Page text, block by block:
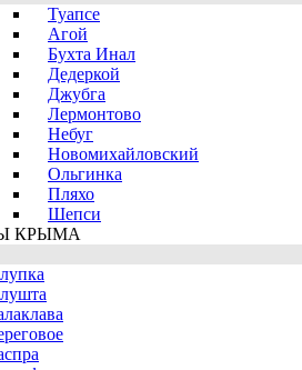
Туапсе
Агой
Бухта Инал
Дедеркой
Джубга
Лермонтово
Небуг
Новомихайловский
Ольгинка
Пляхо
Шепси
КРЫМА